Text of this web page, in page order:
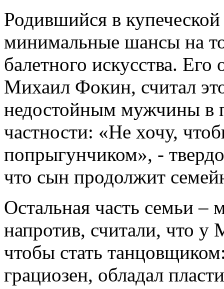
Родившийся в
минимальные шансы на
балетного искусства. Его
Михаил Фокин, считал
недостойным мужчины в
частности: «Не хочу,
попрыгунчиком», -
что сын продолжит
Остальная часть семьи –
напротив, считали, что у
чтобы стать
грациозен, обладал